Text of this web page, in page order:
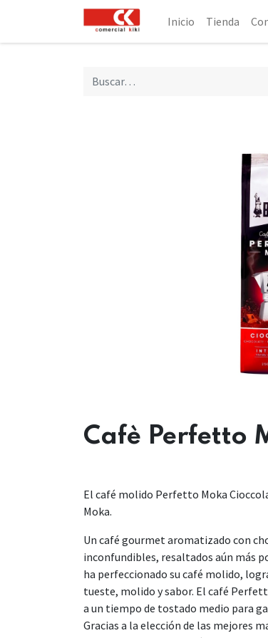
Inicio Tienda
Cafè Perfetto
El café molido Perfetto Moka
Moka.
Un café gourmet aromatizado con
inconfundibles, resaltados aún más
ha perfeccionado su café molido,
tueste, molido y sabor. El café
a un tiempo de tostado medio para
Gracias a la elección de las mejores